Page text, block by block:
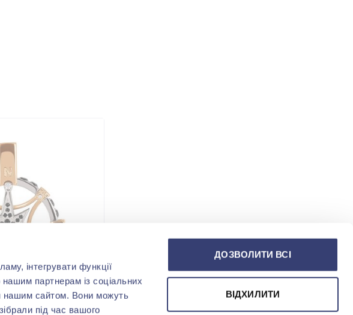
інтегрувати функції
партнерам із соціальних
нашим сайтом. Вони можуть
під час вашого
ДОЗВОЛИТИ ВСІ
ВІДХИЛИТИ